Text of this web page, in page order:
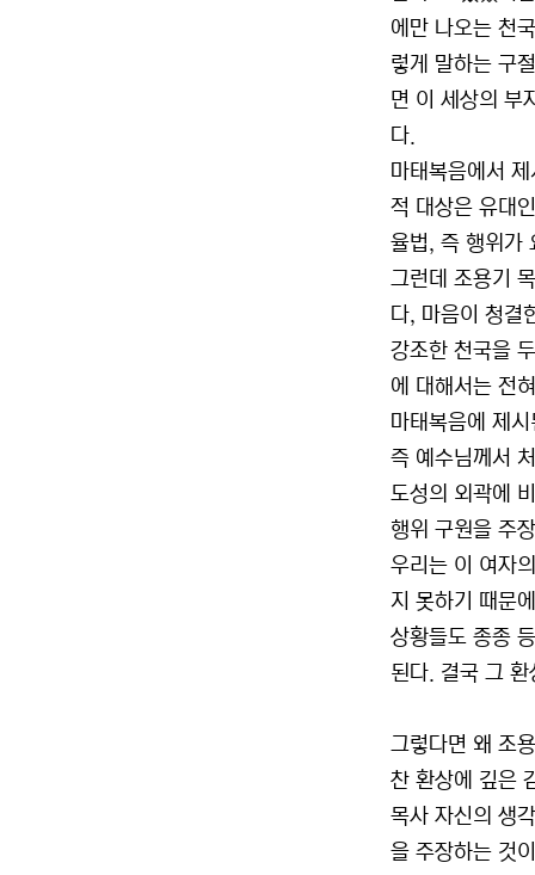
에만 나오는 천
렇게 말하는 구
면 이 세상의 부
다.
마태복음에서
적 대상은 유대
율법, 즉 행위가
그런데 조용기
다, 마음이 청결
강조한 천국을
에 대해서는 전
마태복음에 제
즉 예수님께서
도성의 외곽에
행위 구원을 주
우리는 이 여자
지 못하기 때문
상황들도 종종
된다. 결국 그
그렇다면 왜 조
찬 환상에 깊은
목사 자신의 생
을 주장하는 것